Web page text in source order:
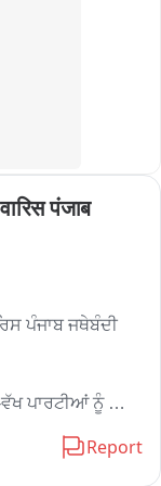
पंजाब
ਪੰਜਾਬ ਜਥੇਬੰਦੀ
ਪਾਰਟੀਆਂ ਨੂੰ
ਵੱਲੋਂ ਸਵਾਗਤ ਕੀਤਾ
Report